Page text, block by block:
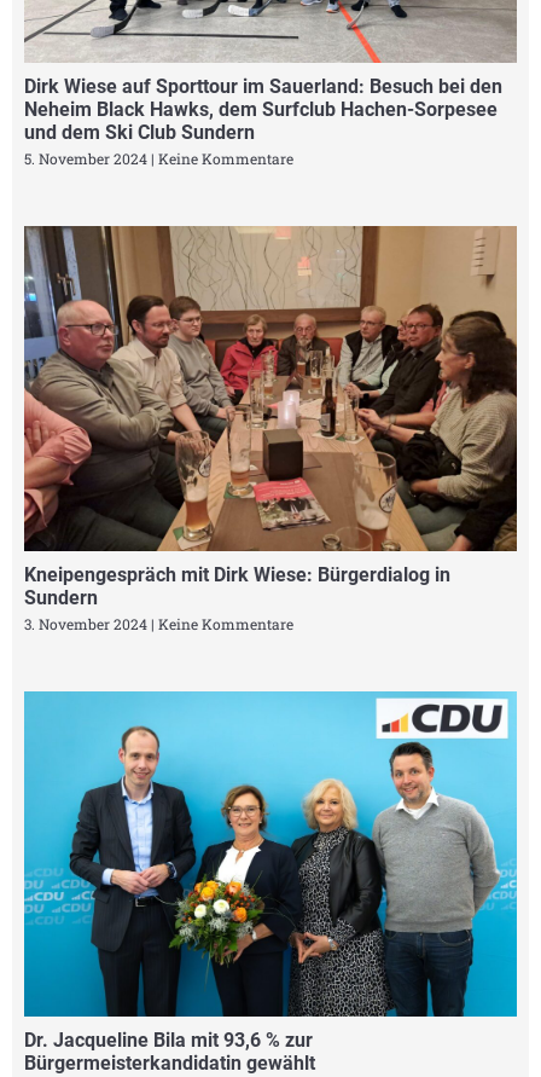
Dirk Wiese auf Sporttour im Sauerland: Besuch bei den
Neheim Black Hawks, dem Surfclub Hachen-Sorpesee
und dem Ski Club Sundern
5. November 2024 Keine Kommentare
Kneipengespräch mit Dirk Wiese: Bürgerdialog in
Sundern
3. November 2024 Keine Kommentare
Dr. Jacqueline Bila mit 93,6 % zur
Bürgermeisterkandidatin gewählt